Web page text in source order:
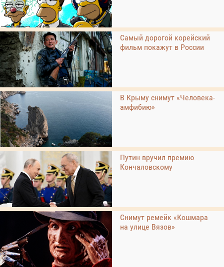
Самый дорогой корейский
фильм покажут в России
В Крыму снимут «Человека-
амфибию»
Путин вручил премию
Кончаловскому
Снимут ремейк «Кошмара
на улице Вязов»